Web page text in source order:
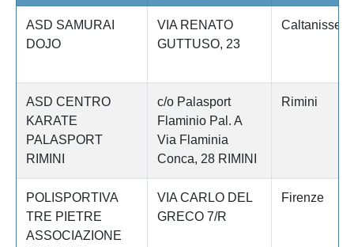
ASD SAMURAI
DOJO
VIA RENATO
GUTTUSO, 23
Caltanissetta
ASD CENTRO
KARATE
PALASPORT
RIMINI
c/o Palasport
Flaminio Pal. A
Via Flaminia
Conca, 28 RIMINI
Rimini
POLISPORTIVA
TRE PIETRE
ASSOCIAZIONE
VIA CARLO DEL
GRECO 7/R
Firenze